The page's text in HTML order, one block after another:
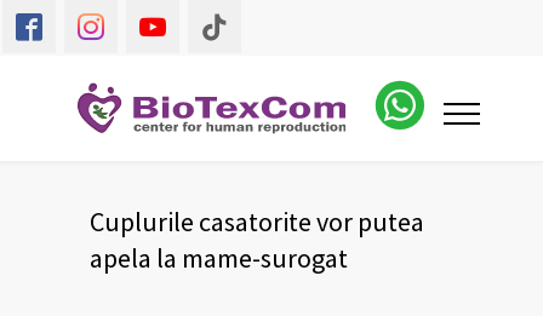
Cuplurile casatorite vor putea
apela la mame-surogat